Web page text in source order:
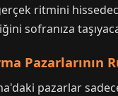
ritmini
sofranıza
Pazarlarının
pazarlar